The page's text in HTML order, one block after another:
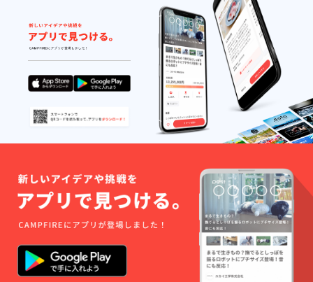
てくれたら最高だなあとか
を考えています。流し読み
じゃなくて、一字一句文章
を読んで、そう思って欲し
いですね。ではまた！
たあともまだ頑張りたい理
由です。具体的に、どう
言った支援があるとわたし
にどういうメリットがある
のかも説明しますね。・
￥3,000円の支援をしてくれ
る方が2人現れると……③の
円の支援をしてくれる方が1
人でも現れると……③の分
が1.5冊作れる！・￥10,000
円の支援をしてくれる方が1
人でも現れると……③の分
が4冊作れる！（やばい）と
増えています！安堵……。
とはいえ、単にページを増
やすだけではなく、1冊目の
製本で気になったところを
改善してから次の発注に出
します。パソコンの画面で
見るのと紙で見るのでは結
構印象が変わるので、やや
す。前回は表紙が未完成
だったのですが、今回は表
紙も込みで入稿したのと、
本文の紙の種類も変えてみ
たので、どんな風に出来上